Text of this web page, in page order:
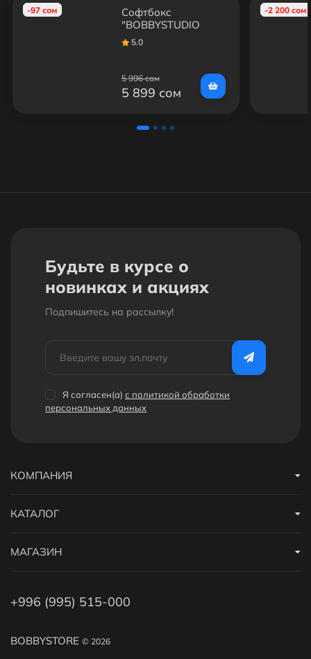
-97 сом
Софтбокс
"BOBBYSTUDIO
LIGHT" Без ламп
50x70см (2шт)
5.0
5 996 сом
5 899 сом
-2 200 сом
Будьте в курсе о
новинках и акциях
Подпишитесь на рассылкy!
Я согласен(a) с политикой обработки
персональных данных
BOBBYSTORE © 2026
КОМПАНИЯ
КАТАЛОГ
МАГАЗИН
+996 (995) 515-000